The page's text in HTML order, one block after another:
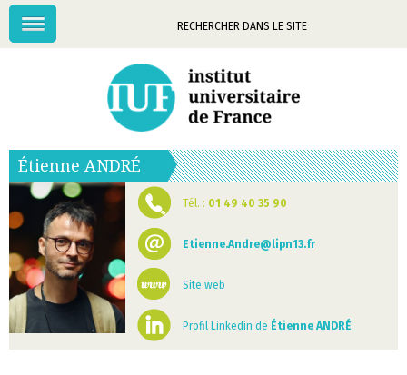
Mots-
Menu
Étienne ANDRÉ
Tél. : 01 49 40 35 90
Etienne.Andre@lipn13.fr
Site web
Profil Linkedin de Étienne ANDRÉ